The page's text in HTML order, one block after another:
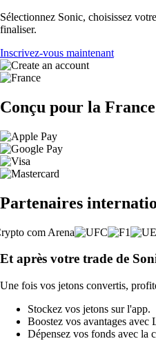
Sélectionnez Sonic, choisissez
finaliser.
Inscrivez-vous maintenant
Conçu pour la France
Partenaires
Et après votre trade de
Une fois vos jetons convertis,
Stockez vos jetons sur l'app.
Boostez vos avantages avec
Dépensez vos fonds avec la